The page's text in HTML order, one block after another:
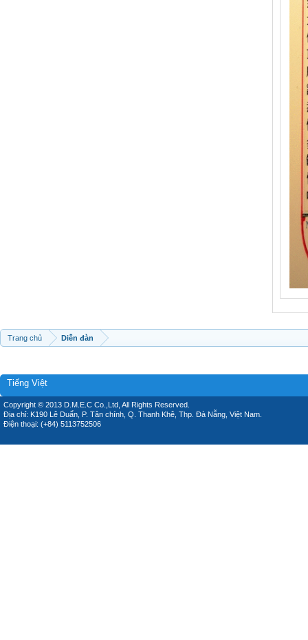
Trang chủ Diễn đàn
Tiếng Việt
Copyright © 2013 D.M.E.C Co.,Ltd, All Rights Reserved.
Địa chỉ: K190 Lê Duẩn, P. Tân chính, Q. Thanh Khê, Thp. Đà Nẵng, Việt Nam.
Điện thoại: (+84) 5113752506